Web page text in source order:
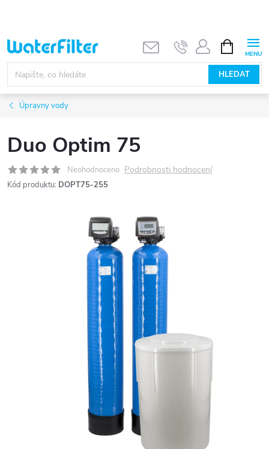
obsah
HLEDAT
NÁKUPNÍ
KOŠÍK
Úpravny vody
Duo Optim 75
Neohodnoceno Podrobnosti hodnocení
Kód produktu: DOPT75-255